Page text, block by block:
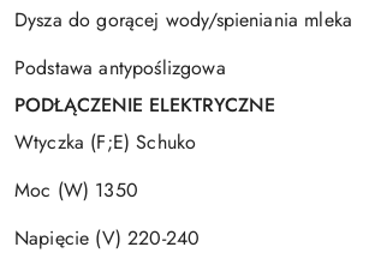
Dysza do gorącej wody/spieniania mleka
Podstawa antypoślizgowa
PODŁĄCZENIE ELEKTRYCZNE
Wtyczka (F;E) Schuko
Moc (W) 1350
Napięcie (V) 220-240